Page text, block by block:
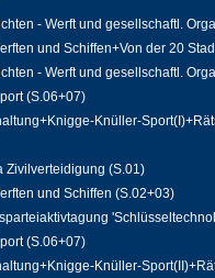
- Werft und gesellschaftl.
und Schiffen+Von der 20
- Werft und gesellschaftl.
(S.06+07)
Knüller-
Zivilverteidigung (S.01)
und Schiffen (S.02+03)
(S.06+07)
Knüller-